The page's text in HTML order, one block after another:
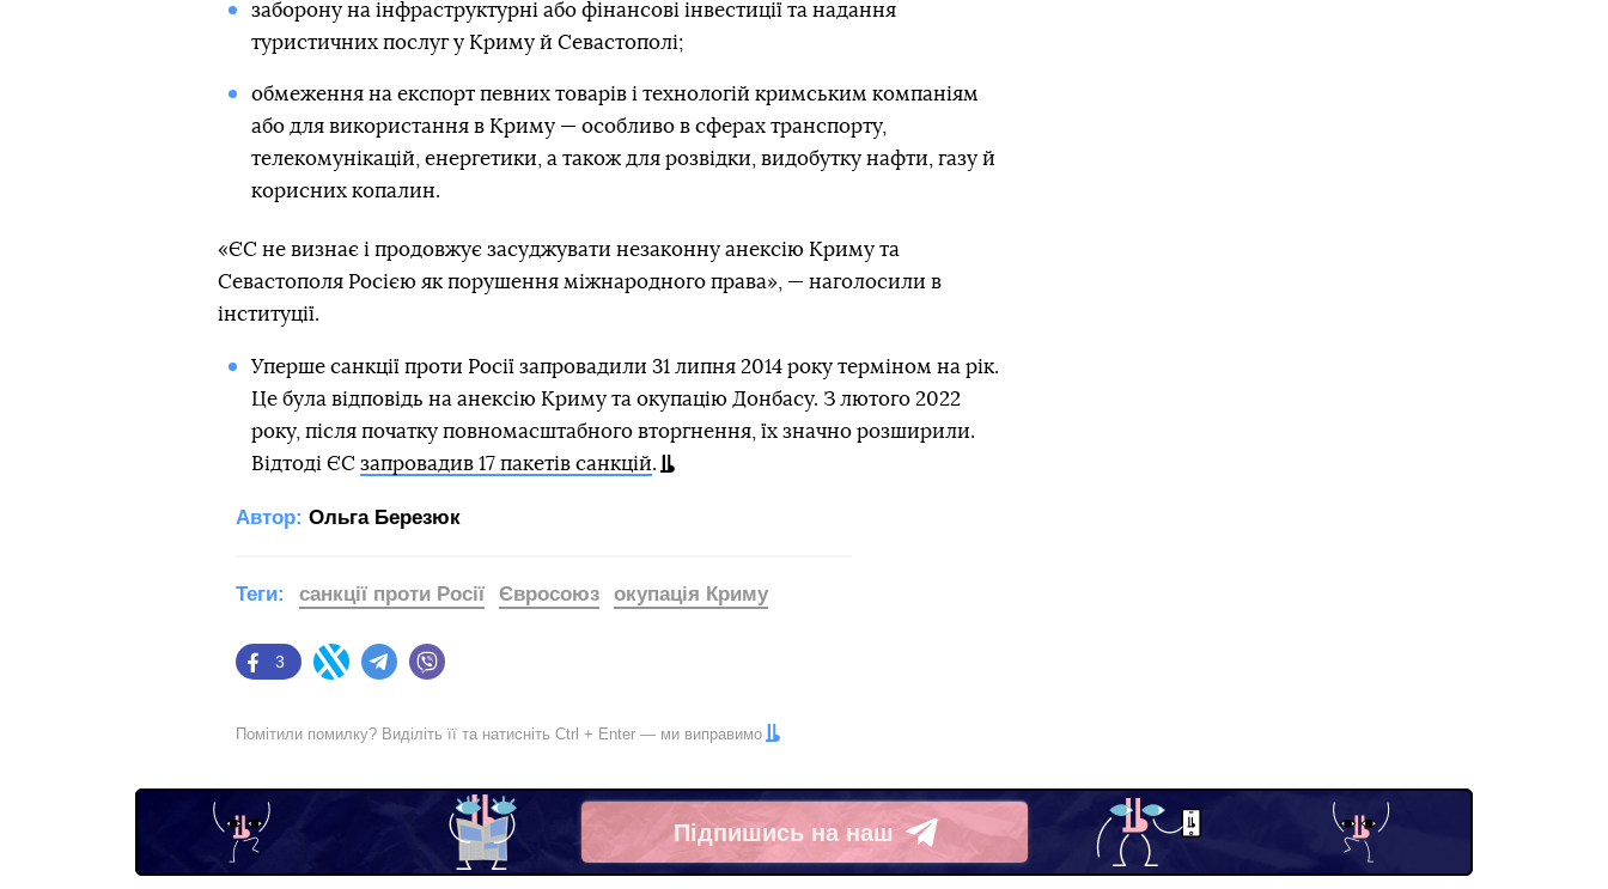
заборону на інфраструктурні або фінансові інвестиції та надання
туристичних послуг у Криму й Севастополі;
обмеження на експорт певних товарів і технологій кримським компаніям
або для використання в Криму — особливо в сферах транспорту,
телекомунікацій, енергетики, а також для розвідки, видобутку нафти, газу й
корисних копалин.
«ЄС не визнає і продовжує засуджувати незаконну анексію Криму та
Севастополя Росією як порушення міжнародного права», — наголосили в
інституції.
Уперше санкції проти Росії запровадили 31 липня 2014 року терміном на рік.
Це була відповідь на анексію Криму та окупацію Донбасу. З лютого 2022
року, після початку повномасштабного вторгнення, їх значно розширили.
Відтоді ЄС запровадив 17 пакетів санкцій.
Автор: Ольга Березюк
Facebook
3
Twitter Telegram
Теги: санкції проти Росії Євросоюз окупація Криму
Помітили помилку? Виділіть її та натисніть Ctrl + Enter — ми виправимо
Підпишись на наш
Telegram